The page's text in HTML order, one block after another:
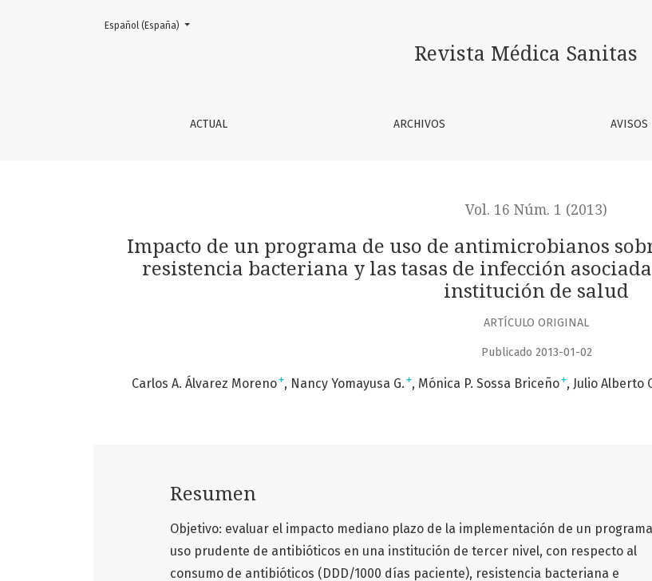
Impacto de un programa de uso de antimicrobianos sobre el consumo de antibióticos, la
Revista Médica Sanitas
ACTUAL ARCHIVOS AVISOS
Cambiar el idioma. El actual es:
Español (España)
Vol. 16 Núm. 1 (2013)
Impacto de un programa de uso de antimicrobianos
resistencia bacteriana y las tasas de infección
institución de salud
ARTÍCULO ORIGINAL
Publicado 2013-01-02
Carlos A. Álvarez Moreno+ Nancy Yomayusa G. + Mónica P. Sossa Briceño+ Julio Alberto
Resumen
Objetivo: evaluar el impacto mediano plazo de la implementación de un
uso prudente de antibióticos en una institución de tercer nivel, con respecto al
consumo de antibióticos (DDD/1000 días paciente), resistencia bacteriana e